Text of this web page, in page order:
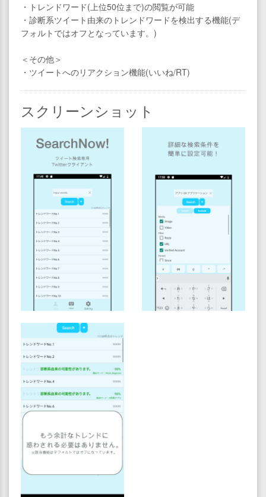
・トレンドワード(上位50位まで)の閲覧が可能
・診断系ツイート由来のトレンドワードを検出する機能(デ
フォルトではオフとなっています。)
＜その他＞
・ツイートへのリアクション機能(いいね/RT)
スクリーンショット